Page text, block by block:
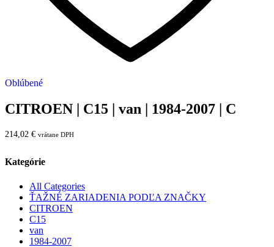
Oblúbené
CITROEN | C15 | van | 1984-2007 | C
214,02 € vrátane DPH
Kategórie
All Categories
ŤAŽNÉ ZARIADENIA PODĽA ZNAČKY
CITROEN
C15
van
1984-2007